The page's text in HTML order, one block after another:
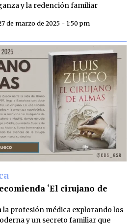
y la redención familiar
de marzo de 2025 - 1:50 pm
‘El cirujano de
la profesión médica explorando los
y un secreto familiar que